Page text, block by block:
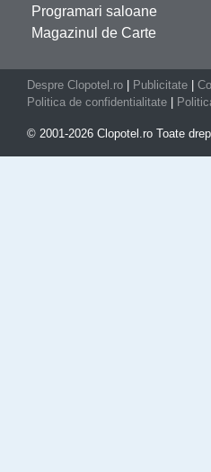
Programari saloane
Magazinul de Carte
Despre Clopotel.ro | Publicitate |
Politica de confidentialitate |
© 2001-2026 Clopotel.ro Toate